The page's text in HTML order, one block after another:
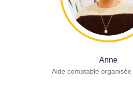
Anne
Aide comptable